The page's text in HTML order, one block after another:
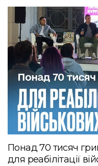
Понад 70 тисяч
для реабілітації